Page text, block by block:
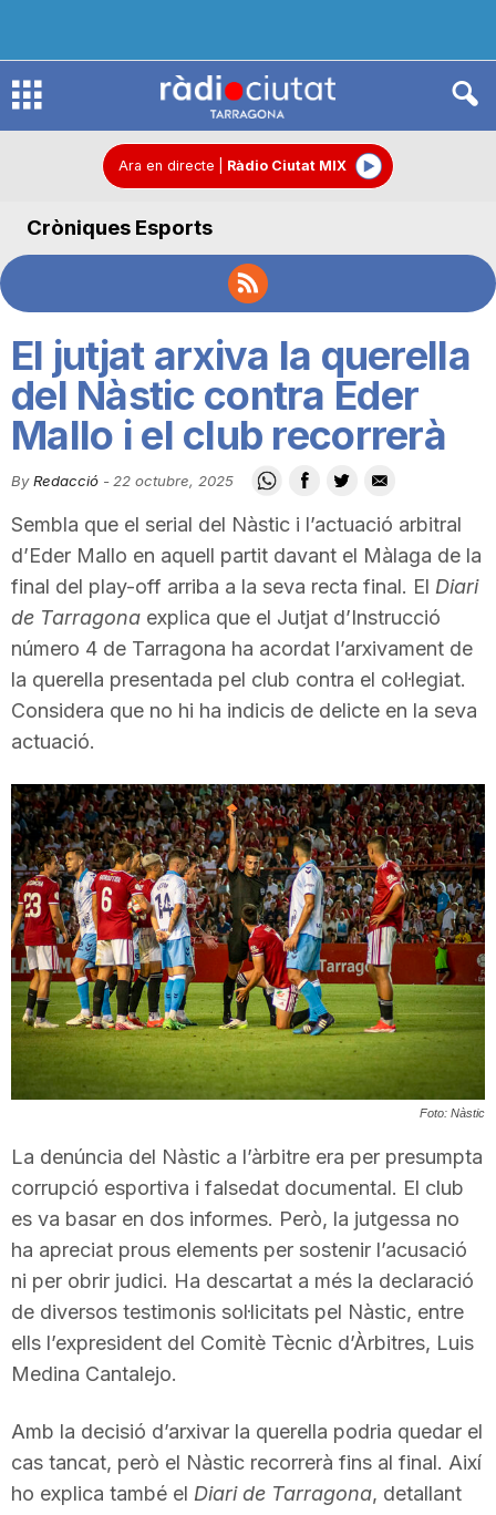
R
d
C
i
u
t
t
d
e
T
r
r
g
o
Ara en directe Ràdio Ciutat MIX
Cròniques Esports
El jutjat arxiva la querella
del Nàstic contra Eder
Mallo i el club recorrerà
By Redacció - 22 octubre, 2025
Sembla que el serial del Nàstic i l’actuació arbitral
d’Eder Mallo en aquell partit davant el Màlaga de la
final del play-off arriba a la seva recta final. El Diari
de Tarragona explica que el Jutjat d’Instrucció
número 4 de Tarragona ha acordat l’arxivament de
la querella presentada pel club contra el col·legiat.
Considera que no hi ha indicis de delicte en la seva
actuació.
Foto: Nàstic
La denúncia del Nàstic a l’àrbitre era per presumpta
corrupció esportiva i falsedat documental. El club
es va basar en dos informes. Però, la jutgessa no
ha apreciat prous elements per sostenir l’acusació
ni per obrir judici. Ha descartat a més la declaració
de diversos testimonis sol·licitats pel Nàstic, entre
ells l’expresident del Comitè Tècnic d’Àrbitres, Luis
Medina Cantalejo.
Amb la decisió d’arxivar la querella podria quedar el
cas tancat, però el Nàstic recorrerà fins al final. Així
ho explica també el Diari de Tarragona, detallant